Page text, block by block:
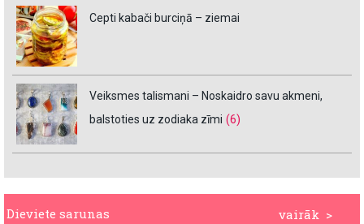
Cepti kabači burciņā – ziemai
Veiksmes talismani – Noskaidro savu akmeni,
balstoties uz zodiaka zīmi (6)
vairāk >
Dieviete sarunas